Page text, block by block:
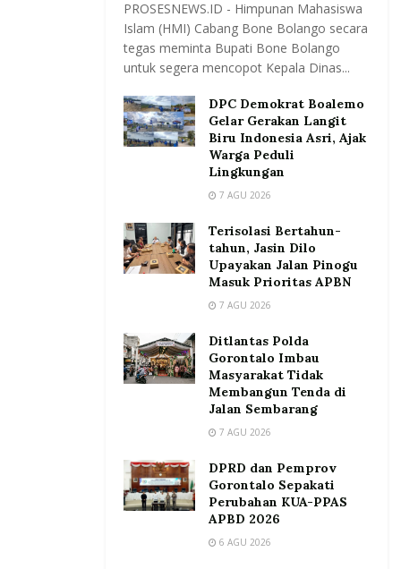
PROSESNEWS.ID - Himpunan Mahasiswa
Islam (HMI) Cabang Bone Bolango secara
tegas meminta Bupati Bone Bolango
untuk segera mencopot Kepala Dinas...
DPC Demokrat Boalemo
Gelar Gerakan Langit
Biru Indonesia Asri, Ajak
Warga Peduli
Lingkungan
7 AGU 2026
Terisolasi Bertahun-
tahun, Jasin Dilo
Upayakan Jalan Pinogu
Masuk Prioritas APBN
7 AGU 2026
Ditlantas Polda
Gorontalo Imbau
Masyarakat Tidak
Membangun Tenda di
Jalan Sembarang
7 AGU 2026
DPRD dan Pemprov
Gorontalo Sepakati
Perubahan KUA-PPAS
APBD 2026
6 AGU 2026